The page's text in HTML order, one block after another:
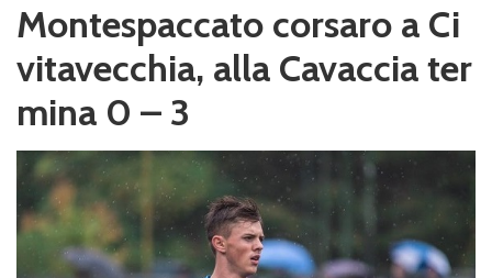
Montespaccato corsaro a Ci
vitavecchia, alla Cavaccia ter
mina 0 – 3